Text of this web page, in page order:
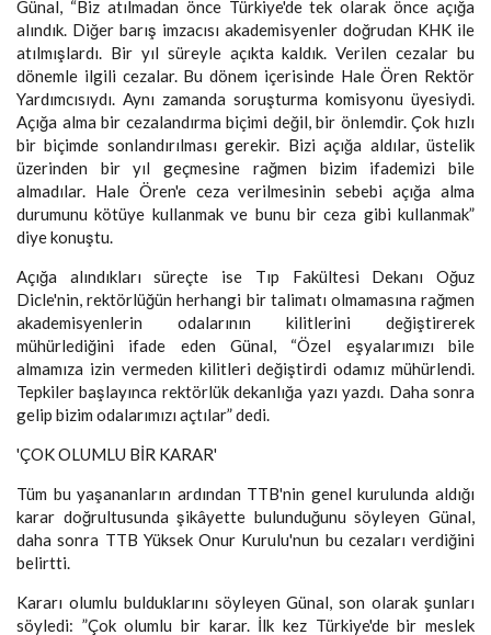
Günal, “Biz atılmadan önce Türkiye'de tek olarak önce açığa
alındık. Diğer barış imzacısı akademisyenler doğrudan KHK ile
atılmışlardı. Bir yıl süreyle açıkta kaldık. Verilen cezalar bu
dönemle ilgili cezalar. Bu dönem içerisinde Hale Ören Rektör
Yardımcısıydı. Aynı zamanda soruşturma komisyonu üyesiydi.
Açığa alma bir cezalandırma biçimi değil, bir önlemdir. Çok hızlı
bir biçimde sonlandırılması gerekir. Bizi açığa aldılar, üstelik
üzerinden bir yıl geçmesine rağmen bizim ifademizi bile
almadılar. Hale Ören'e ceza verilmesinin sebebi açığa alma
durumunu kötüye kullanmak ve bunu bir ceza gibi kullanmak”
diye konuştu.
Açığa alındıkları süreçte ise Tıp Fakültesi Dekanı Oğuz
Dicle'nin, rektörlüğün herhangi bir talimatı olmamasına rağmen
akademisyenlerin odalarının kilitlerini değiştirerek
mühürlediğini ifade eden Günal, “Özel eşyalarımızı bile
almamıza izin vermeden kilitleri değiştirdi odamız mühürlendi.
Tepkiler başlayınca rektörlük dekanlığa yazı yazdı. Daha sonra
gelip bizim odalarımızı açtılar” dedi.
'ÇOK OLUMLU BİR KARAR'
Tüm bu yaşananların ardından TTB'nin genel kurulunda aldığı
karar doğrultusunda şikâyette bulunduğunu söyleyen Günal,
daha sonra TTB Yüksek Onur Kurulu'nun bu cezaları verdiğini
belirtti.
Kararı olumlu bulduklarını söyleyen Günal, son olarak şunları
söyledi: ”Çok olumlu bir karar. İlk kez Türkiye'de bir meslek